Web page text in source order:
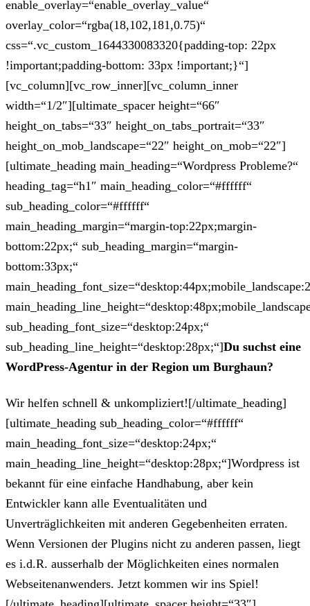
enable_overlay=“enable_overlay_value“
overlay_color=“rgba(18,102,181,0.75)“
css=“.vc_custom_1644330083320{padding-top: 22px
!important;padding-bottom: 33px !important;}“]
[vc_column][vc_row_inner][vc_column_inner
width=“1/2″][ultimate_spacer height=“66″
height_on_tabs=“33″ height_on_tabs_portrait=“33″
height_on_mob_landscape=“22″ height_on_mob=“22″]
[ultimate_heading main_heading=“Wordpress Probleme?“
heading_tag=“h1″ main_heading_color=“#ffffff“
sub_heading_color=“#ffffff“
main_heading_margin=“margin-top:22px;margin-
bottom:22px;“ sub_heading_margin=“margin-
bottom:33px;“
sub_heading_font_size=“desktop:24px;“
sub_heading_line_height=“desktop:28px;“]Du suchst eine
WordPress-Agentur in der Region um Burghaun?
Wir helfen schnell & unkompliziert![/ultimate_heading]
[ultimate_heading sub_heading_color=“#ffffff“
main_heading_font_size=“desktop:24px;“
main_heading_line_height=“desktop:28px;“]Wordpress ist
bekannt für eine einfache Handhabung, aber kein
Entwickler kann alle Eventualitäten und
Unverträglichkeiten mit anderen Gegebenheiten erraten.
Wenn Versionen der Plugins nicht zu anderen passen, liegt
es i.d.R. ausserhalb der Möglichkeiten eines normalen
Webseitenanwenders. Jetzt kommen wir ins Spiel!